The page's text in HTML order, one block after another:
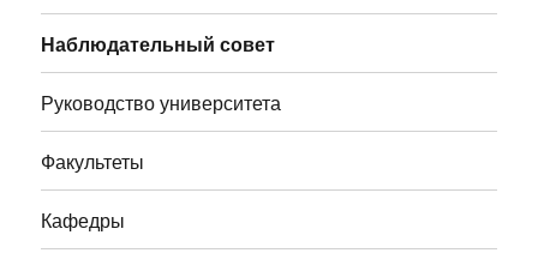
Наблюдательный совет
Руководство университета
Факультеты
Кафедры